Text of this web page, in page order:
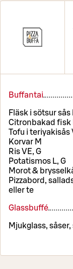
Buffantai
Fläsk i sötsur sås
Citronbakad fisk
Tofu i teriyakisås
Korvar M
Ris VE, G
Potatismos L, G
Morot &
Pizzabord,
eller te
Glassbuffé
Mjukglass,